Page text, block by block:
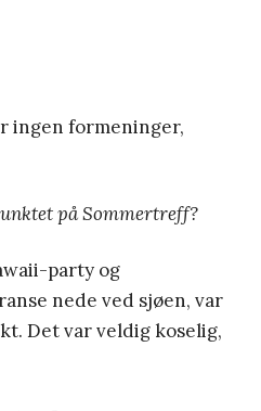
ingen formeninger,
på Sommertreff?
party og
nede ved sjøen, var
Det var veldig koselig,